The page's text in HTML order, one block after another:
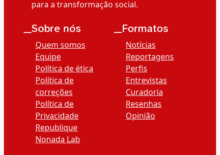
para a transformação social.
__Sobre nós
Quem somos
Equipe
Política de ética
Política de
correções
Política de
Privacidade
Republique
Nonada Lab
__Formatos
Notícias
Reportagens
Perfis
Entrevistas
Curadoria
Resenhas
Opinião